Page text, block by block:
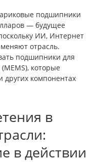
подшипники
— будущее
ИИ, Интернет
отрасль.
подшипники для
которые
других компонентах
в
в действии